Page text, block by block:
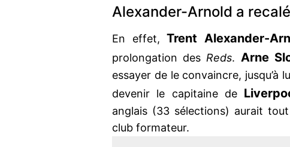
Alexander-Arnold a
En effet, Trent Alexander-
prolongation desReds. Arne
essayer de le convaincre, jusqu’à
devenir le capitaine de
anglais (33 sélections) aurait
club formateur.